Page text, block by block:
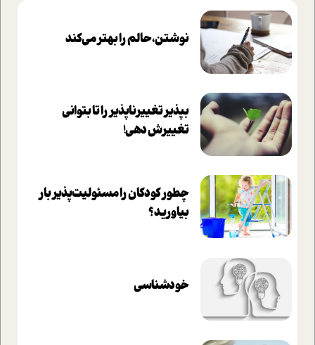
نوشتن، حالم را بهتر می‌کند
بپذير تغييرناپذير را تا بتواني
تغييرش دهي!‏
چطور کودکان را مسئولیت‌پذیر بار
بیاورید؟
خودشناسی